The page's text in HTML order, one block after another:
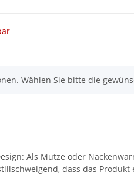
Wählen Sie bitte die
Als Mütze oder
dass das Produkt